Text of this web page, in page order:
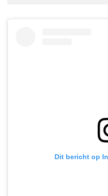
Dit bericht op